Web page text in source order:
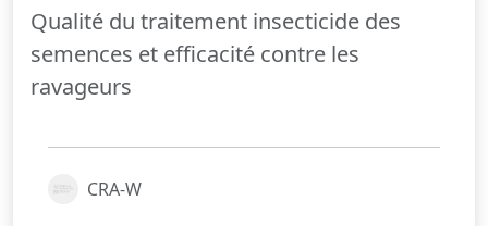
Qualité du traitement insecticide des
semences et efficacité contre les
ravageurs
CRA-W